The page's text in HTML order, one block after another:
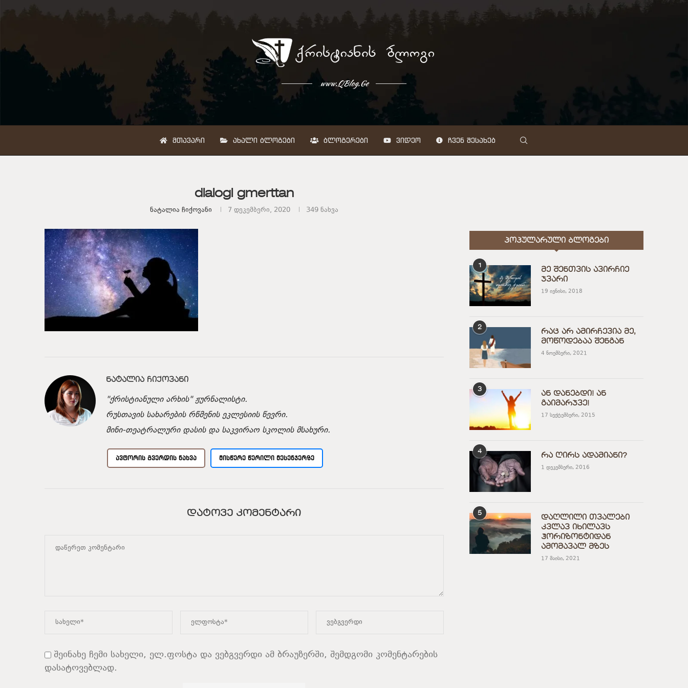
www.QBlog.Ge
ᲛᲗᲐᲕᲐᲠᲘ ᲐᲮᲐᲚᲘ ᲑᲚᲝᲒᲔᲑᲘ ᲑᲚᲝᲒᲔᲠᲔᲑᲘ ᲕᲘᲓᲔᲝ ᲩᲕᲔᲜ ᲨᲔᲡᲐᲮᲔᲑ
dialogi gmerttan
Ნატალია Ჩიქოვანი 7 დეკემბერი, 2020 349ნახვა
ᲜᲐᲢᲐᲚᲘᲐ ᲩᲘᲥᲝᲕᲐᲜᲘ
"ქრისტიანული არხის" ჟურნალისტი.
რუსთავის სახარების რწმენის ეკლესიის წევრი.
მინი-თეატრალური დასის და საკვირაო სკოლის მსახური.
ᲐᲕᲢᲝᲠᲘᲡ ᲒᲕᲔᲠᲓᲘᲡ ᲜᲐᲮᲕᲐ ᲛᲘᲡᲬᲔᲠᲔ ᲬᲔᲠᲘᲚᲘ ᲛᲔᲡᲔᲜᲯᲔᲠᲖᲔ
ᲓᲐᲢᲝᲕᲔ ᲙᲝᲛᲔᲜᲢᲐᲠᲘ
შეინახე ჩემი სახელი, ელ.ფოსტა და ვებგვერდი ამ ბრაუზერში, შემდგომი კომენტარების
დასატოვებლად.
ᲞᲝᲞᲣᲚᲐᲠᲣᲚᲘ ᲑᲚᲝᲒᲔᲑᲘ
1
მე შენთვის ავირჩიე
ჯვარი
19 ივნისი, 2018
2
რაც არ ამირჩევია მე,
მოწოდებაა შენგან
4 ნოემბერი, 2021
3
ან დანებდი! ან
გაიმარჯვე!
17 სექტემბერი, 2015
4
რა ღირს ადამიანი?
1 დეკემბერი, 2016
5
დაღლილი თვალები
კვლავ იხილავს
ჰორიზონტიდან
ამომავალ მზეს
17 მაისი, 2021